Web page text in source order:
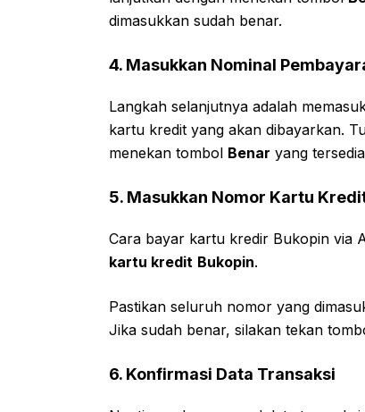
dimasukkan sudah benar.
4. Masukkan Nominal
Langkah selanjutnya adalah
kartu kredit yang akan dibayarkan.
menekan tombol Benar yang
5. Masukkan Nomor Kartu
Cara bayar kartu kredir Bukopin via
kartu kredit Bukopin.
Pastikan seluruh nomor yang
Jika sudah benar, silakan tekan
6. Konfirmasi Data Transaksi